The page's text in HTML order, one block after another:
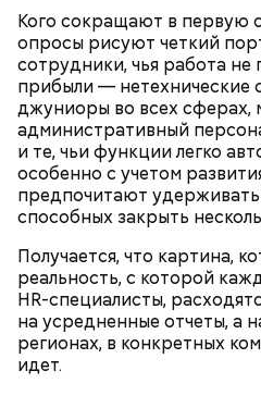
Кого сокращают в первую
опросы рисуют четкий
сотрудники, чья работа
прибыли — нетехнические
джуниоры во всех сферах,
административный
и те, чьи функции легко
особенно с учетом
предпочитают
способных закрыть
Получается, что картина,
реальность, с которой
HR-специалисты,
на усредненные отчеты, а
регионах, в конкретных
идет.
К обжаренным овощам
сладкий соус, а затем
Получится очень вкусное
Также диетолог рассказала
арбуз, кому стоит есть
какая суточная норма